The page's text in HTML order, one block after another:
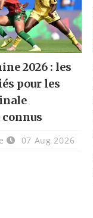
2026 : les
pour les
07 Aug 2026